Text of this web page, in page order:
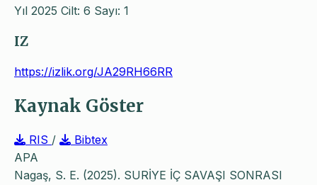
Yıl 2025 Cilt: 6 Sayı: 1
IZ
https://izlik.org/JA29RH66RR
Kaynak Göster
RIS /
Bibtex
APA
Nagaş, S. E. (2025). SURİYE İÇ SAVAŞI SONRASI